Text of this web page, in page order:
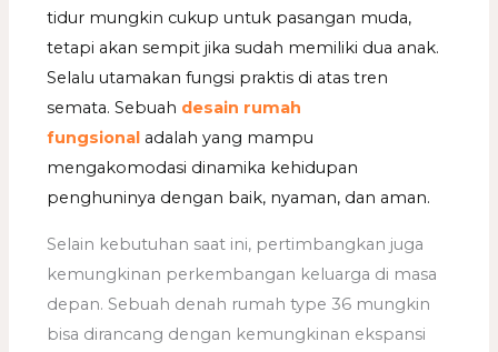
tidur mungkin cukup untuk pasangan muda,
tetapi akan sempit jika sudah memiliki dua anak.
Selalu utamakan fungsi praktis di atas tren
semata. Sebuah desain rumah
fungsional adalah yang mampu
mengakomodasi dinamika kehidupan
penghuninya dengan baik, nyaman, dan aman.
Selain kebutuhan saat ini, pertimbangkan juga
kemungkinan perkembangan keluarga di masa
depan. Sebuah denah rumah type 36 mungkin
bisa dirancang dengan kemungkinan ekspansi